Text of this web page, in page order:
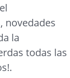
novedades
la
todas las